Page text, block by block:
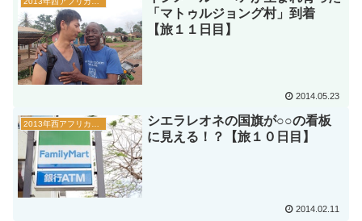
「マトゥルジョング村」到着
【旅１１日目】
2014.05.23
シエラレオネの国旗が○○の看板
に見える！？【旅１０日目】
2014.02.11